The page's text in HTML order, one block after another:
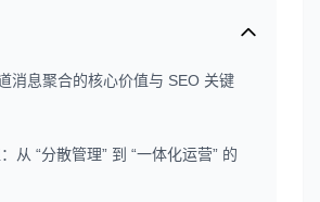
消息聚合的核心价值与 SEO 关键
从 “分散管理” 到 “一体化运营” 的